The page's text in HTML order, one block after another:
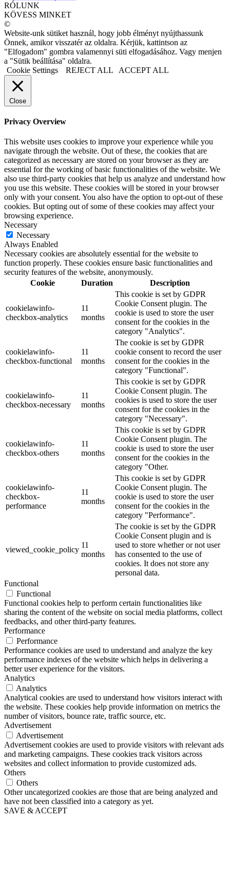
RÓLUNK
KÖVESS MINKET
©
Website-unk sütiket használ, hogy jobb élményt nyújthassunk
Önnek, amikor visszatér az oldalra. Kérjük, kattintson az
"Elfogadom" gombra valamennyi süti elfogadásához. Vagy menjen
a "Sütik beállítása" oldalra.
Cookie Settings
REJECT ALL ACCEPT ALL
Close
Privacy Overview
This website uses cookies to improve your experience while you
navigate through the website. Out of these, the cookies that are
categorized as necessary are stored on your browser as they are
essential for the working of basic functionalities of the website. We
also use third-party cookies that help us analyze and understand how
you use this website. These cookies will be stored in your browser
only with your consent. You also have the option to opt-out of these
cookies. But opting out of some of these cookies may affect your
browsing experience.
Necessary
Necessary
Always Enabled
Necessary cookies are absolutely essential for the website to
function properly. These cookies ensure basic functionalities and
security features of the website, anonymously.
Cookie
Duration Description
cookielawinfo-
checkbox-analytics
11
months
This cookie is set by GDPR
Cookie Consent plugin. The
cookie is used to store the user
consent for the cookies in the
category "Analytics".
cookielawinfo-
checkbox-functional
11
months
The cookie is set by GDPR
cookie consent to record the user
consent for the cookies in the
category "Functional".
cookielawinfo-
checkbox-necessary
11
months
This cookie is set by GDPR
Cookie Consent plugin. The
cookies is used to store the user
consent for the cookies in the
category "Necessary".
cookielawinfo-
checkbox-others
11
months
This cookie is set by GDPR
Cookie Consent plugin. The
cookie is used to store the user
consent for the cookies in the
category "Other.
cookielawinfo-
checkbox-
performance
11
months
This cookie is set by GDPR
Cookie Consent plugin. The
cookie is used to store the user
consent for the cookies in the
category "Performance".
viewed_cookie_policy
11
months
The cookie is set by the GDPR
Cookie Consent plugin and is
used to store whether or not user
has consented to the use of
cookies. It does not store any
personal data.
Functional
Functional
Functional cookies help to perform certain functionalities like
sharing the content of the website on social media platforms, collect
feedbacks, and other third-party features.
Performance
Performance
Performance cookies are used to understand and analyze the key
performance indexes of the website which helps in delivering a
better user experience for the visitors.
Analytics
Analytics
Analytical cookies are used to understand how visitors interact with
the website. These cookies help provide information on metrics the
number of visitors, bounce rate, traffic source, etc.
Advertisement
Advertisement
Advertisement cookies are used to provide visitors with relevant ads
and marketing campaigns. These cookies track visitors across
websites and collect information to provide customized ads.
Others
Others
Other uncategorized cookies are those that are being analyzed and
have not been classified into a category as yet.
SAVE & ACCEPT